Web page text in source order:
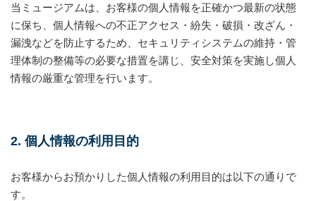
当ミュージアムは、お客様の個人情報を正確かつ最新の状態
に保ち、個人情報への不正アクセス・紛失・破損・改ざん・
漏洩などを防止するため、セキュリティシステムの維持・管
理体制の整備等の必要な措置を講じ、安全対策を実施し個人
情報の厳重な管理を行います。
2. 個人情報の利用目的
お客様からお預かりした個人情報の利用目的は以下の通りで
す。